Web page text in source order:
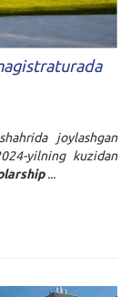
joylashgan
yilning kuzidan
...